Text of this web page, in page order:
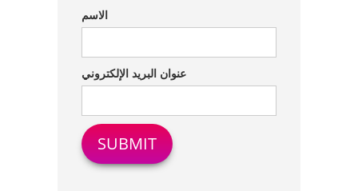
الاسم
عنوان البريد الإلكتروني